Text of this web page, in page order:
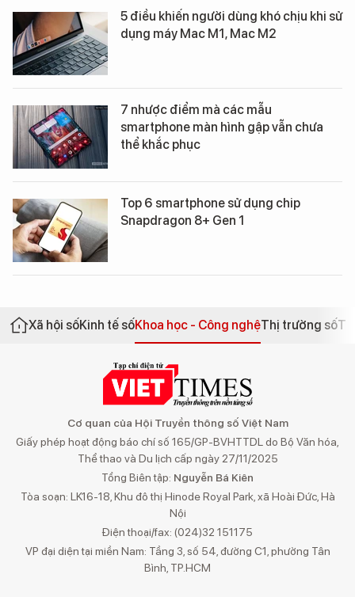
5 điều khiến người dùng khó chịu khi sử
dụng máy Mac M1, Mac M2
7 nhược điểm mà các mẫu
smartphone màn hình gập vẫn chưa
thể khắc phục
Top 6 smartphone sử dụng chip
Snapdragon 8+ Gen 1
Xã hội sốKinh tế sốKhoa học - Công nghệThị trường số
Cơ quan của Hội Truyền thông số Việt Nam
Giấy phép hoạt động báo chí số 165/GP-BVHTTDL do Bộ Văn hóa,
Thể thao và Du lịch cấp ngày 27/11/2025
Tổng Biên tập: Nguyễn Bá Kiên
Tòa soạn: LK16-18, Khu đô thị Hinode Royal Park, xã Hoài Đức, Hà
Nội
Điện thoại/fax: (024)32 151175
VP đại diện tại miền Nam: Tầng 3, số 54, đường C1, phường Tân
Bình, TP.HCM